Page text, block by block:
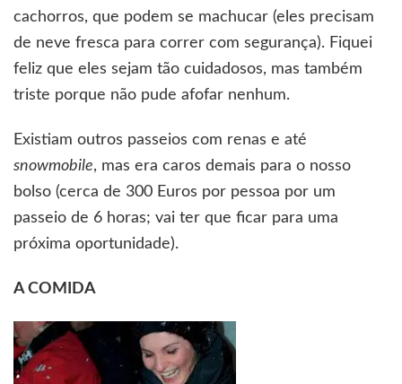
cachorros, que podem se machucar (eles precisam
de neve fresca para correr com segurança). Fiquei
feliz que eles sejam tão cuidadosos, mas também
triste porque não pude afofar nenhum.
Existiam outros passeios com renas e até
snowmobile, mas era caros demais para o nosso
bolso (cerca de 300 Euros por pessoa por um
passeio de 6 horas; vai ter que ficar para uma
próxima oportunidade).
A COMIDA